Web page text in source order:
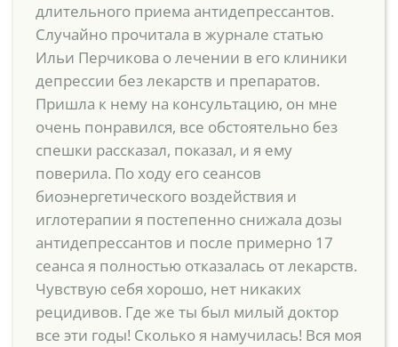
длительного приема антидепрессантов.
Случайно прочитала в журнале статью
Ильи Перчикова о лечении в его клиники
депрессии без лекарств и препаратов.
Пришла к нему на консультацию, он мне
очень понравился, все обстоятельно без
спешки рассказал, показал, и я ему
поверила. По ходу его сеансов
биоэнергетического воздействия и
иглотерапии я постепенно снижала дозы
антидепрессантов и после примерно 17
сеанса я полностью отказалась от лекарств.
Чувствую себя хорошо, нет никаких
рецидивов. Где же ты был милый доктор
все эти годы! Сколько я намучилась! Вся моя